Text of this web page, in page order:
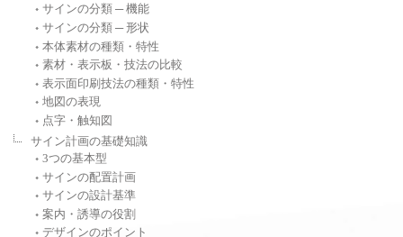
サインの分類 ─ 機能
サインの分類 ─ 形状
本体素材の種類・特性
素材・表示板・技法の比較
表示面印刷技法の種類・特性
地図の表現
点字・触知図
サイン計画の基礎知識
3つの基本型
サインの配置計画
サインの設計基準
案内・誘導の役割
デザインのポイント